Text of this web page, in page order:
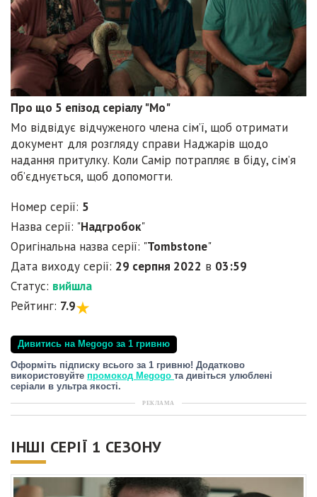
Про що 5 епізод серіалу "Мо"
Мо відвідує відчуженого члена сім’ї, щоб отримати
документ для розгляду справи Наджарів щодо
надання притулку. Коли Самір потрапляє в біду, сім’я
об’єднується, щоб допомогти.
Номер серії: 5
Назва серії: "Надгробок"
Оригінальна назва серії: "Tombstone"
Дата виходу серії: 29 серпня 2022 в 03:59
Статус: вийшла
Рейтинг: 7.9
Дивитись на Megogo за 1 гривню
Оформіть підписку всього за 1 гривню! Додатково
використовуйте промокод Megogo та дивіться улюблені
серіали в ультра якості.
РЕКЛАМА
ІНШІ СЕРІЇ 1 СЕЗОНУ